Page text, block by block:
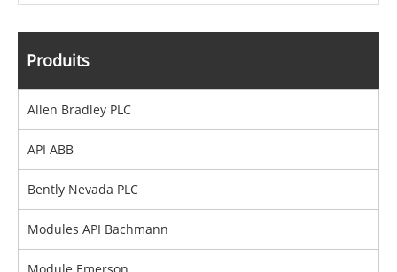
Produits
Allen Bradley PLC
API ABB
Bently Nevada PLC
Modules API Bachmann
Module Emerson